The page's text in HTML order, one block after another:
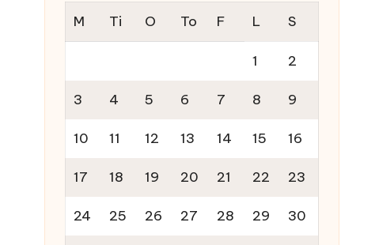
M
Ti O To F L S
1 2
3 4 5 6 7 8 9
10 11 12 13 14 15 16
17 18 19 20 21 22 23
24 25 26 27 28 29 30